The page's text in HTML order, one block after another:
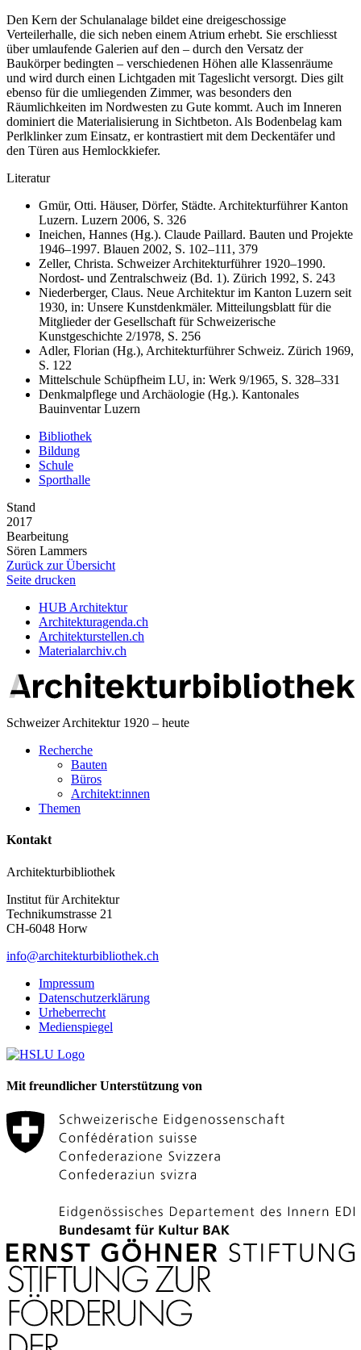
Den Kern der Schulanalage bildet eine dreigeschossige
Verteilerhalle, die sich neben einem Atrium erhebt. Sie erschliesst
über umlaufende Galerien auf den – durch den Versatz der
Baukörper bedingten – verschiedenen Höhen alle Klassenräume
und wird durch einen Lichtgaden mit Tageslicht versorgt. Dies gilt
ebenso für die umliegenden Zimmer, was besonders den
Räumlichkeiten im Nordwesten zu Gute kommt. Auch im Inneren
dominiert die Materialisierung in Sichtbeton. Als Bodenbelag kam
Perlklinker zum Einsatz, er kontrastiert mit dem Deckentäfer und
den Türen aus Hemlockkiefer.
Literatur
Gmür, Otti. Häuser, Dörfer, Städte. Architekturführer Kanton
Luzern. Luzern 2006, S. 326
Ineichen, Hannes (Hg.). Claude Paillard. Bauten und Projekte
1946–1997. Blauen 2002, S. 102–111, 379
Zeller, Christa. Schweizer Architekturführer 1920–1990.
Nordost- und Zentralschweiz (Bd. 1). Zürich 1992, S. 243
Niederberger, Claus. Neue Architektur im Kanton Luzern seit
1930, in: Unsere Kunstdenkmäler. Mitteilungsblatt für die
Mitglieder der Gesellschaft für Schweizerische
Kunstgeschichte 2/1978, S. 256
Adler, Florian (Hg.), Architekturführer Schweiz. Zürich 1969,
S. 122
Mittelschule Schüpfheim LU, in: Werk 9/1965, S. 328–331
Denkmalpflege und Archäologie (Hg.). Kantonales
Bauinventar Luzern
Bibliothek
Bildung
Schule
Sporthalle
Stand
2017
Bearbeitung
Sören Lammers
Zurück zur Übersicht
Seite drucken
HUB Architektur
Architekturagenda.ch
Architekturstellen.ch
Materialarchiv.ch
Schweizer Architektur 1920 – heute
Recherche
Bauten
Büros
Architekt:innen
Themen
Kontakt
Architekturbibliothek
Institut für Architektur
Technikumstrasse 21
CH-6048 Horw
info@architekturbibliothek.ch
Impressum
Datenschutzerklärung
Urheberrecht
Medienspiegel
Mit freundlicher Unterstützung von